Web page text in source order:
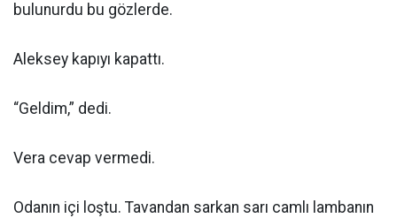
bulunurdu bu gözlerde.
Aleksey kapıyı kapattı.
“Geldim,” dedi.
Vera cevap vermedi.
Odanın içi loştu. Tavandan sarkan sarı camlı lambanın